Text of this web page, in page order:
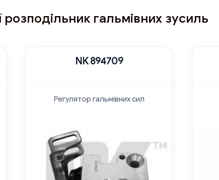
розподільник гальмівних зусиль
NK 894709
Регулятор гальмівних сил